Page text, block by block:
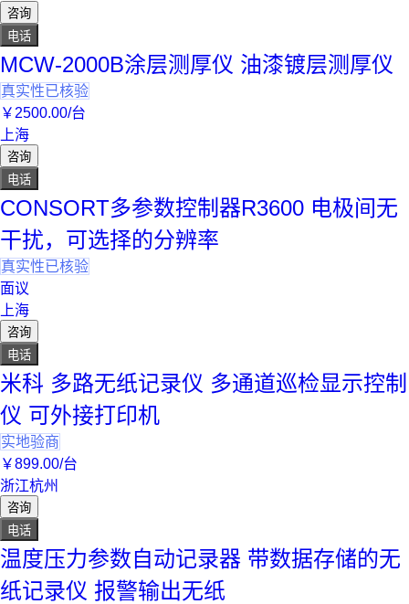
咨询
电话
MCW-2000B涂层测厚仪 油漆镀层测厚仪
真实性已核验
￥ 2500.00/台
上海
咨询
电话
CONSORT多参数控制器R3600 电极间无
干扰，可选择的分辨率
真实性已核验
面议
上海
咨询
电话
米科 多路无纸记录仪 多通道巡检显示控制
仪 可外接打印机
实地验商
￥899.00/台
浙江杭州
咨询
电话
温度压力参数自动记录器 带数据存储的无
纸记录仪 报警输出无纸